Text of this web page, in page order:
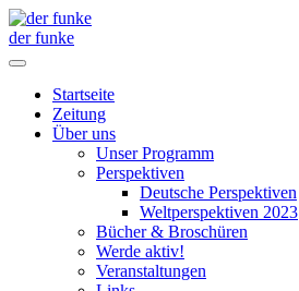
der funke
Startseite
Zeitung
Über uns
Unser Programm
Perspektiven
Deutsche Perspektiven
Weltperspektiven 2023
Bücher & Broschüren
Werde aktiv!
Veranstaltungen